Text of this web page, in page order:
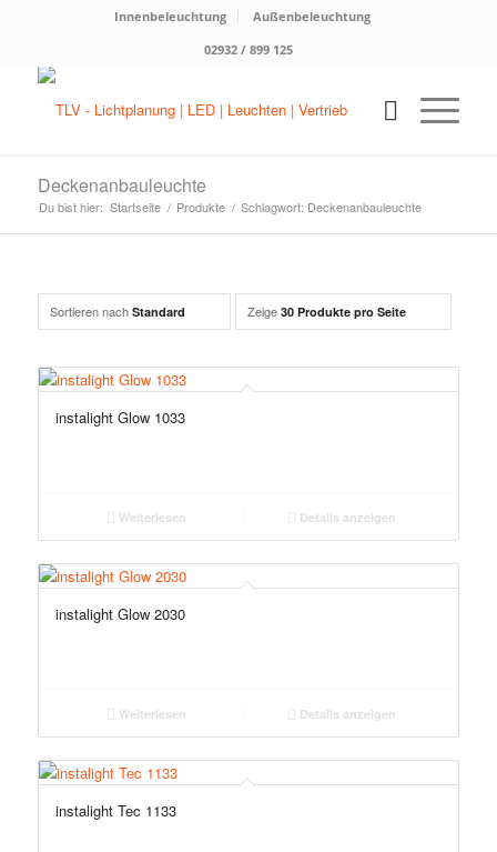
Innenbeleuchtung
Außenbeleuchtung
02932 / 899 125
Deckenanbauleuchte
Du bist hier: Startseite / Produkte / Schlagwort: Deckenanbauleuchte
Sortieren nach Standard Zeige 30 Produkte pro Seite
instalight Glow 1033
Weiterlesen Details anzeigen
instalight Glow 2030
Weiterlesen Details anzeigen
instalight Tec 1133